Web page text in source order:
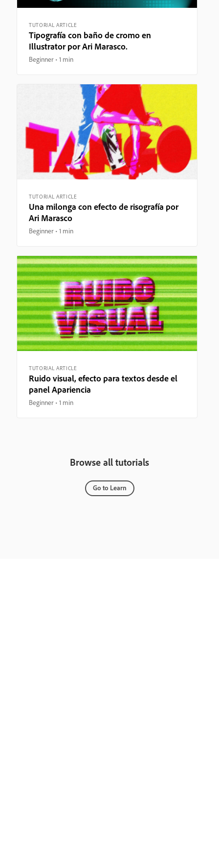
TUTORIAL ARTICLE
Tipografía con baño de cromo en
Illustrator por Ari Marasco.
Beginner 1 min
TUTORIAL ARTICLE
Una milonga con efecto de risografía por
Ari Marasco
Beginner 1 min
TUTORIAL ARTICLE
Ruido visual, efecto para textos desde el
panel Apariencia
Beginner 1 min
Browse all tutorials
Go to Learn